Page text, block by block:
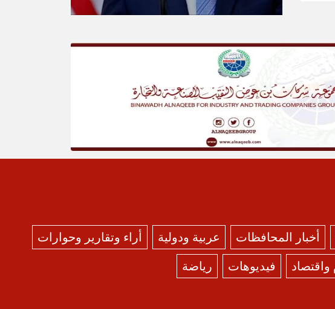
أخبار المحافظات عربية ودولية
أراء وتقارير وحوارات
فيديوهات رياضة